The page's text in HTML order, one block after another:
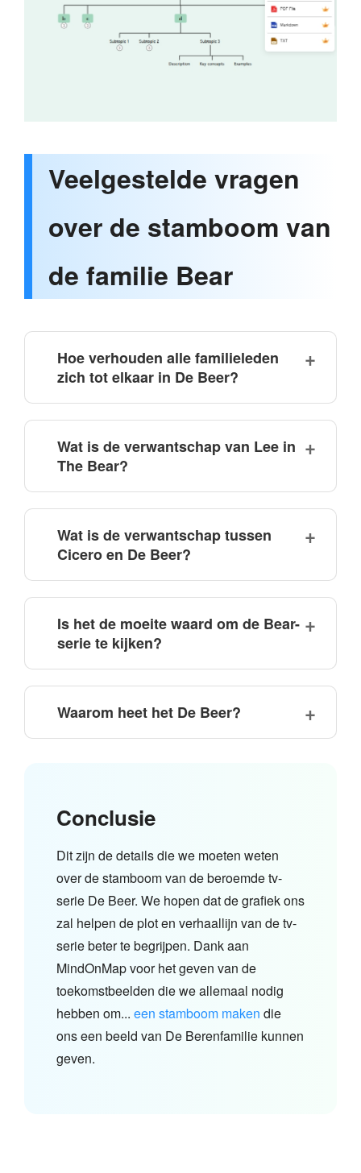
Veelgestelde vragen
over de stamboom van
de familie Bear
Hoe verhouden alle familieleden
zich tot elkaar in De Beer?
Wat is de verwantschap van Lee in
The Bear?
Wat is de verwantschap tussen
Cicero en De Beer?
Is het de moeite waard om de Bear-
serie te kijken?
Waarom heet het De Beer?
Conclusie
Dit zijn de details die we moeten weten
over de stamboom van de beroemde tv-
serie De Beer. We hopen dat de grafiek ons
zal helpen de plot en verhaallijn van de tv-
serie beter te begrijpen. Dank aan
MindOnMap voor het geven van de
toekomstbeelden die we allemaal nodig
hebben om... een stamboom maken die
ons een beeld van De Berenfamilie kunnen
geven.